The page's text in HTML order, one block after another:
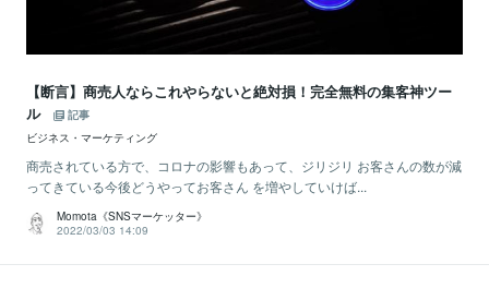
【断言】商売人ならこれやらないと絶対損！完全無料の集客神ツー
ル
記事
ビジネス・マーケティング
商売されている方で、コロナの影響もあって、ジリジリ お客さんの数が減
ってきている今後どうやってお客さん を増やしていけば...
Momota《SNSマーケッター》
2022/03/03 14:09